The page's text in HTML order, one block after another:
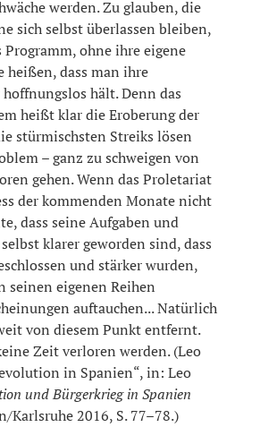
werden. Zu glauben, die
sich selbst überlassen bleiben,
ohne ihre eigene
heißen, dass man ihre
hält. Denn das
heißt klar die Eroberung der
stürmischsten Streiks lösen
– ganz zu schweigen von
gehen. Wenn das Proletariat
der kommenden Monate nicht
dass seine Aufgaben und
klarer geworden sind, dass
und stärker wurden,
seinen eigenen Reihen
auftauchen... Natürlich
von diesem Punkt entfernt.
Zeit verloren werden. (Leo
in Spanien“, in: Leo
und Bürgerkrieg in Spanien
Karlsruhe 2016, S. 77–78.)